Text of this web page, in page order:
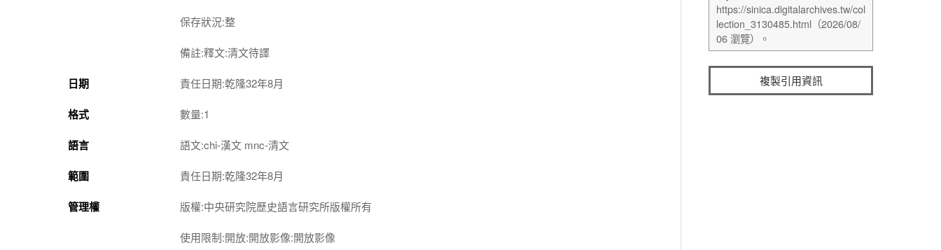
保存狀況:整
備註:釋文:清文待譯
日期 責任日期:乾隆32年8月
格式 數量:1
語言 語文:chi-漢文 mnc-清文
範圍 責任日期:乾隆32年8月
管理權 版權:中央研究院歷史語言研究所版權所有
使用限制:開放:開放影像:開放影像
複製引用資訊